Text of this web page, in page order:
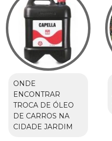
ONDE
ENCONTRAR
TROCA DE ÓLEO
DE CARROS NA
CIDADE JARDIM